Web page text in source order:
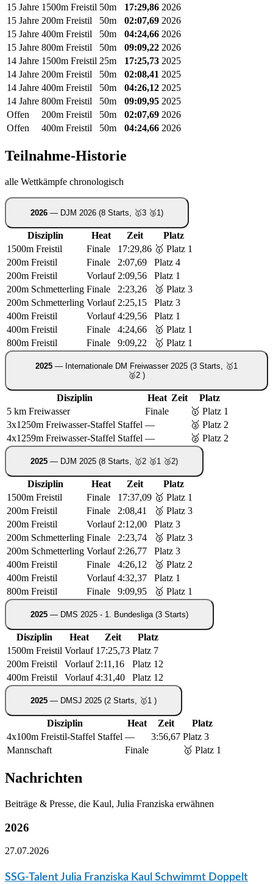
15 Jahre 1500m Freistil 50m 17:29,86 2026
15 Jahre 200m Freistil 50m 02:07,69 2026
15 Jahre 400m Freistil 50m 04:24,66 2026
15 Jahre 800m Freistil 50m 09:09,22 2026
14 Jahre 1500m Freistil 25m 17:25,73 2025
14 Jahre 200m Freistil 50m 02:08,41 2025
14 Jahre 400m Freistil 50m 04:26,12 2025
14 Jahre 800m Freistil 50m 09:09,95 2025
Offen
200m Freistil 50m 02:07,69 2026
Offen
400m Freistil 50m 04:24,66 2026
Teilnahme-Historie
alle Wettkämpfe chronologisch
2026 — DJM 2026 (8 Starts, 🥇3 🥉1)
Disziplin Heat Zeit
Platz
1500m Freistil
Finale 17:29,86 🥇 Platz 1
200m Freistil
Finale 2:07,69
Platz 4
200m Freistil
Vorlauf 2:09,56
Platz 1
200m Schmetterling Finale 2:23,26
🥉 Platz 3
200m Schmetterling Vorlauf 2:25,15
Platz 3
400m Freistil
Vorlauf 4:29,56
Platz 1
400m Freistil
Finale 4:24,66
🥇 Platz 1
800m Freistil
Finale 9:09,22 🥇 Platz 1
2025 — Internationale DM Freiwasser 2025 (3 Starts, 🥇1
🥈2 )
Disziplin Heat Zeit
Platz
5 km Freiwasser
Finale
🥇 Platz 1
3x1250m Freiwasser-Staffel Staffel —
🥈 Platz 2
4x1259m Freiwasser-Staffel Staffel — 🥈 Platz 2
2025 — DJM 2025 (8 Starts, 🥇2 🥈1 🥉2)
Disziplin Heat Zeit
Platz
1500m Freistil
Finale 17:37,09 🥇 Platz 1
200m Freistil
Finale 2:08,41
🥉 Platz 3
200m Freistil
Vorlauf 2:12,00
Platz 3
200m Schmetterling Finale 2:23,74
🥉 Platz 3
200m Schmetterling Vorlauf 2:26,77
Platz 3
400m Freistil
Finale 4:26,12
🥈 Platz 2
400m Freistil
Vorlauf 4:32,37
Platz 1
800m Freistil
Finale 9:09,95 🥇 Platz 1
2025 — DMS 2025 - 1. Bundesliga (3 Starts)
Disziplin Heat Zeit
Platz
1500m Freistil Vorlauf 17:25,73 Platz 7
200m Freistil
Vorlauf 2:11,16
Platz 12
400m Freistil
Vorlauf 4:31,40 Platz 12
2025 — DMSJ 2025 (2 Starts, 🥇1 )
Disziplin Heat Zeit
Platz
4x100m Freistil-Staffel Staffel — 3:56,67 Platz 3
Mannschaft
Finale 🥇 Platz 1
Nachrichten
Beiträge & Presse, die Kaul, Julia Franziska erwähnen
2026
27.07.2026
SSG-Talent Julia Franziska Kaul Schwimmt Doppelt